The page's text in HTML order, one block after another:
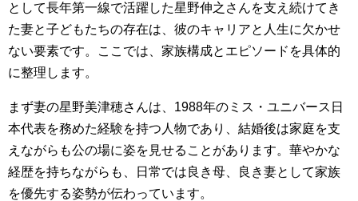
として長年第一線で活躍した星野伸之さんを支え続けてき
た妻と子どもたちの存在は、彼のキャリアと人生に欠かせ
ない要素です。ここでは、家族構成とエピソードを具体的
に整理します。
まず妻の星野美津穂さんは、1988年のミス・ユニバース日
本代表を務めた経験を持つ人物であり、結婚後は家庭を支
えながらも公の場に姿を見せることがあります。華やかな
経歴を持ちながらも、日常では良き母、良き妻として家族
を優先する姿勢が伝わっています。